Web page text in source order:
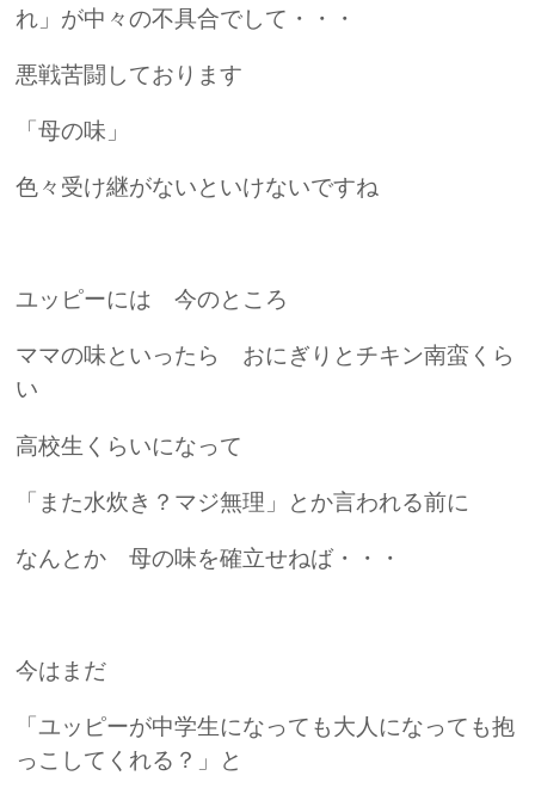
れ」が中々の不具合でして・・・
悪戦苦闘しております
「母の味」
色々受け継がないといけないですね
ユッピーには 今のところ
ママの味といったら おにぎりとチキン南蛮くら
い
高校生くらいになって
「また水炊き？マジ無理」とか言われる前に
なんとか 母の味を確立せねば・・・
今はまだ
「ユッピーが中学生になっても大人になっても抱
っこしてくれる？」と